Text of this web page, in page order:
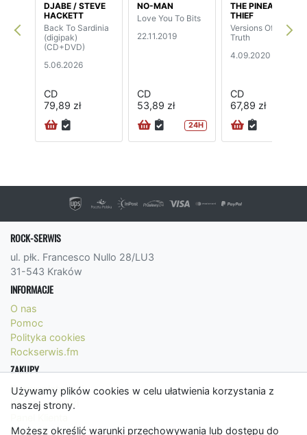
Używamy plików cookies w celu ułatwienia korzystania z
naszej strony.
Możesz określić warunki przechowywania lub dostępu do
DJABE / STEVE
HACKETT
Back To Sardinia
(digipak)
(CD+DVD)
5.06.2026
CD
79,89 zł
NO-MAN
Love You To Bits
22.11.2019
CD
53,89 zł
24H
THE PINEAPPLE
THIEF
Versions Of The
Truth
4.09.2020
CD
67,89 zł
ROCK-SERWIS
ul. płk. Francesco Nullo 28/LU3
31-543 Kraków
INFORMACJE
O nas
Pomoc
Polityka cookies
Rockserwis.fm
ZAKUPY
Formy płatności
Koszty wysyłki
Regulamin